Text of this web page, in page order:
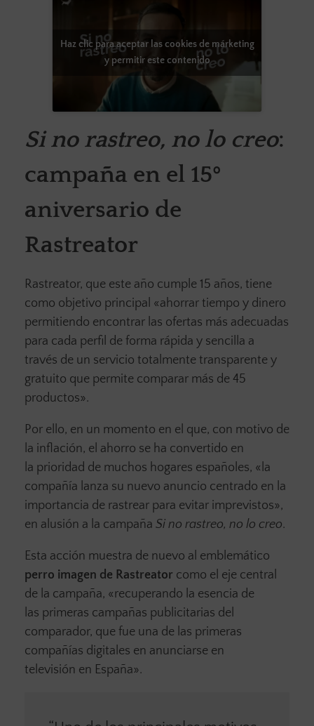
Haz clic para aceptar las cookies de márketing
y permitir este contenido
Si no rastreo, no lo creo:
campaña en el 15º
aniversario de
Rastreator
Rastreator, que este año cumple 15 años, tiene
como objetivo principal «ahorrar tiempo y dinero
permitiendo encontrar las ofertas más adecuadas
para cada perfil de forma rápida y sencilla a
través de un servicio totalmente transparente y
gratuito que permite comparar más de 45
productos».
Por ello, en un momento en el que, con motivo de
la inflación, el ahorro se ha convertido en
la prioridad de muchos hogares españoles, «la
compañía lanza su nuevo anuncio centrado en la
importancia de rastrear para evitar imprevistos»,
en alusión a la campaña Si no rastreo, no lo creo.
Esta acción muestra de nuevo al emblemático
perro imagen de Rastreator como el eje central
de la campaña, «recuperando la esencia de
las primeras campañas publicitarias del
comparador, que fue una de las primeras
compañías digitales en anunciarse en
televisión en España».